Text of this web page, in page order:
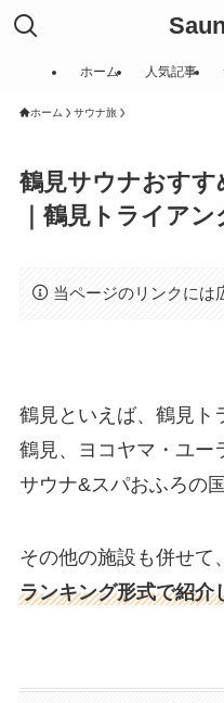
ホーム 人気記事
ホーム サウナ旅
鶴見サウナおすす
｜鶴見トライアン
当ページのリンクには
鶴見といえば、鶴見ト
鶴見、ヨコヤマ・ユー
サウナ&スパおふろの
その他の施設も併せて、
ランキング形式で紹介